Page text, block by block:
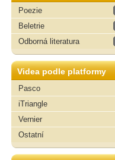
Poezie
Beletrie
Odborná literatura
Videa podle platformy
Pasco
iTriangle
Vernier
Ostatní